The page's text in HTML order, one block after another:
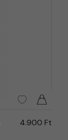
4.900 Ft